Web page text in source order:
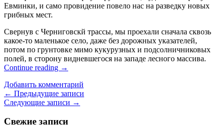
Евминки, и само провидение повело нас на разведку новых
грибных мест.
Свернув с Черниговскй трассы, мы проехали сначала сквозь
какое-то маленькое село, даже без дорожных указателей,
потом по грунтовке мимо кукурузных и подсолничниковых
полей, в сторону видневшегося на западе лесного массива.
Continue reading →
Добавить комментарий
Навигация
по
записям
← Предыдущие записи
Следующие записи →
Свежие записи